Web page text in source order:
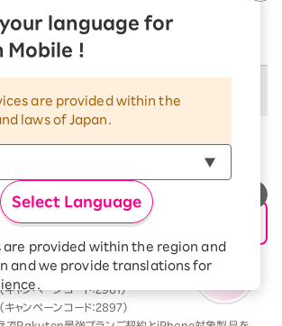
language for
Mobile !
are provided within the
laws of Japan.
Select Language
are provided within the region and
and we provide translations for
version of our websites and
in which include Rakuten
払いのご購入で割引キャンペーン（キャンペーンコー
ーンは、併用不可となります
件を満たす前、または満たした後に、
ーンの条件を満たした場合には、以下の
みが優先的に適用となります
製品 1円キャンペーン（キャンペーンコード：2808）
ン契約＆Android買い替え超トクプログラム利用」
ャンペーンコード：2961）
ャンペーンコード：2897）